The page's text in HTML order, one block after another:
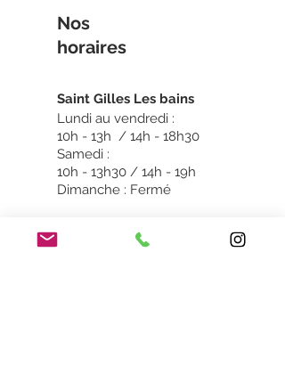
Nos
horaires
Saint Gilles Les bains
Lundi au vendredi :
10h - 13h / 14h - 18h30
Samedi :
10h - 13h30 / 14h - 19h
Dimanche : Fermé
Dimanche & Lundi :